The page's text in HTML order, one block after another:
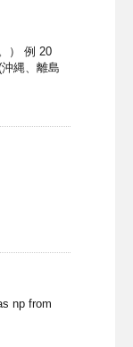
） 例 20
縄、離島
np from